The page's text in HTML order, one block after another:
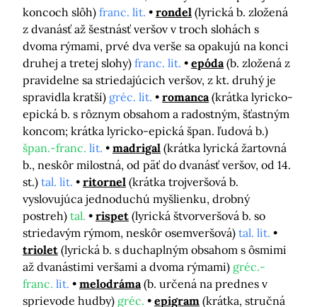
koncoch slôh) franc. lit. rondel (lyrická b. zložená
z dvanásť až šestnásť veršov v troch slohách s
dvoma rýmami, prvé dva verše sa opakujú na konci
druhej a tretej slohy) franc. lit. epóda (b. zložená z
pravidelne sa striedajúcich veršov, z kt. druhý je
spravidla kratší) gréc. lit. romanca (krátka lyricko-
epická b. s rôznym obsahom a radostným, šťastným
koncom; krátka lyricko-epická špan. ľudová b.)
špan.-franc. lit. madrigal (krátka lyrická žartovná
b., neskôr milostná, od päť do dvanásť veršov, od 14.
st.) tal. lit. ritornel (krátka trojveršová b.
vyslovujúca jednoduchú myšlienku, drobný
postreh) tal. rispet (lyrická štvorveršová b. so
striedavým rýmom, neskôr osemveršová) tal. lit.
triolet (lyrická b. s duchaplným obsahom s ôsmimi
až dvanástimi veršami a dvoma rýmami) gréc.-
franc. lit. melodráma (b. určená na prednes v
sprievode hudby) gréc. epigram (krátka, stručná